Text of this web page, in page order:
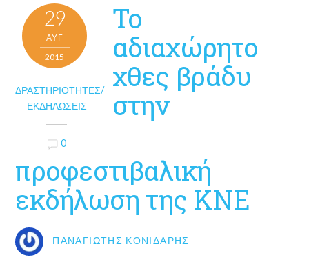
29
ΑΥΓ
2015
ΔΡΑΣΤΗΡΙΌΤΗΤΕΣ/
ΕΚΔΗΛΏΣΕΙΣ
0
Το
αδιαχώρητο
χθες βράδυ
στην
προφεστιβαλική
εκδήλωση της ΚΝΕ
ΠΑΝΑΓΙΏΤΗΣ ΚΟΝΙΔΆΡΗΣ